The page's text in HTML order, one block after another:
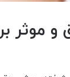
و موثر